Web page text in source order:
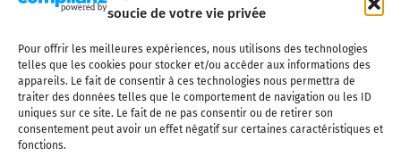
soucie de votre vie privée
Pour offrir les meilleures expériences, nous utilisons des technologies
telles que les cookies pour stocker et/ou accéder aux informations des
appareils. Le fait de consentir à ces technologies nous permettra de
traiter des données telles que le comportement de navigation ou les ID
uniques sur ce site. Le fait de ne pas consentir ou de retirer son
consentement peut avoir un effet négatif sur certaines caractéristiques et
fonctions.
Qui sommes-nous ? Nous contacter
Partenaires
Mentions légales
CGV Politique de confidentialité Cookies